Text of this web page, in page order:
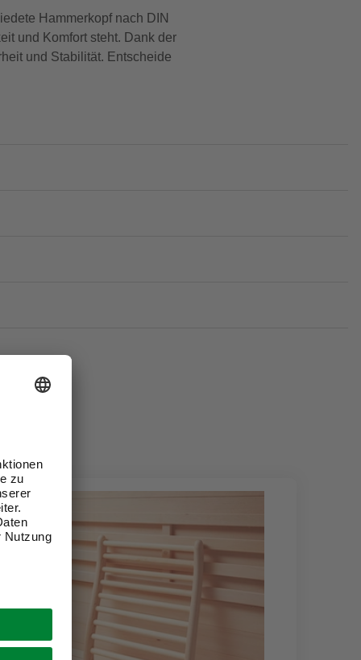
Hammerkopf nach DIN
und Komfort steht. Dank der
und Stabilität. Entscheide